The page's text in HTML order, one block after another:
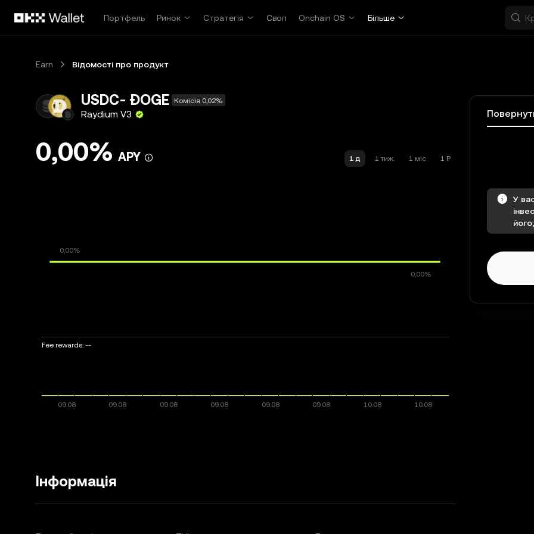
Портфель
Ринок Стратегія Своп Onchain OS Більше
Earn Відомості про продукт
USDC- ÐOGE Комісія 0,02%
Raydium V3
0,00% APY 1 д 1 тиж. 1 міс 1 Р
Fee rewards: --
Інформація
У